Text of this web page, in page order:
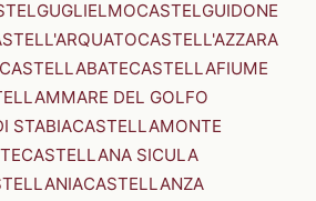
CASTELGUIDONE
CASTELL'AZZARA
CASTELLABATECASTELLAFIUME
DEL GOLFO
STABIACASTELLAMONTE
CASTELLANA SICULA
CASTELLANZA